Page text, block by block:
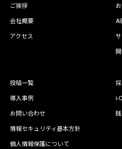
ご挨拶
会社概要
アクセス
投稿一覧
導入事例
お問い合わせ
情報セキュリティ基本方針
個人情報保護について
i-